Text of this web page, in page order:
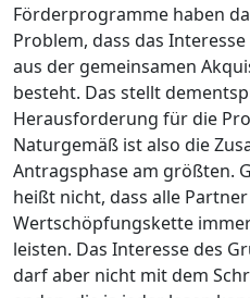
Förderprogramme haben
Problem, dass das
aus der gemeinsamen
besteht. Das stellt
Herausforderung für die
Naturgemäß ist also die
Antragsphase am größten.
heißt nicht, dass alle
Wertschöpfungskette
leisten. Das Interesse des
darf aber nicht mit dem